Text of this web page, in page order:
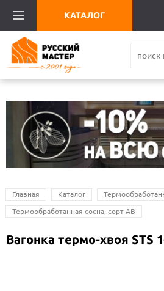
КАТАЛОГ
Главная Каталог
Термообработанная сосна, сорт АВ
Вагонка термо-хвоя STS